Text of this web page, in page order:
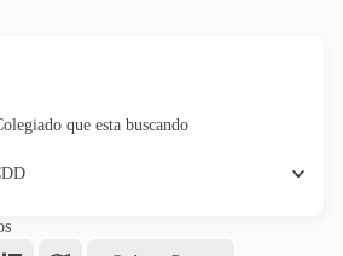
que esta buscando